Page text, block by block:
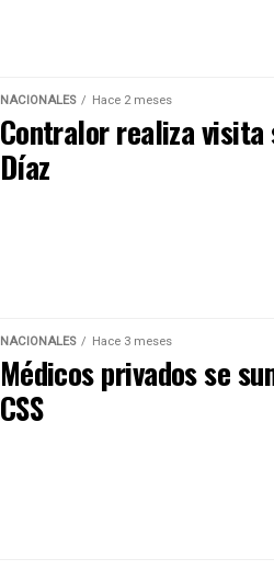
NACIONALES Hace 2 meses
Contralor realiza visita
Díaz
NACIONALES Hace 3 meses
Médicos privados se
CSS